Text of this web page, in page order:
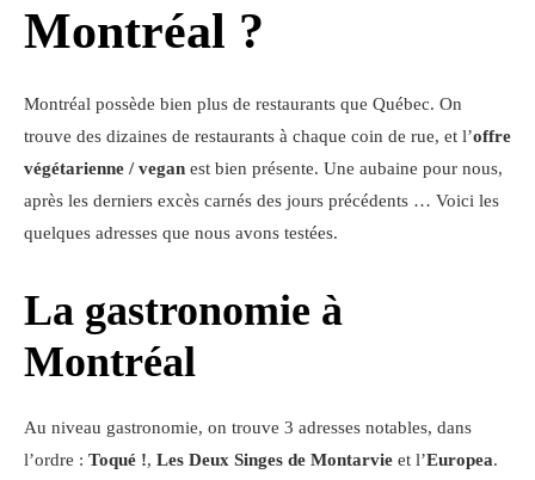
Montréal ?
Montréal possède bien plus de restaurants que Québec. On
trouve des dizaines de restaurants à chaque coin de rue, et l’offre
végétarienne / vegan est bien présente. Une aubaine pour nous,
après les derniers excès carnés des jours précédents … Voici les
quelques adresses que nous avons testées.
La gastronomie à
Montréal
Au niveau gastronomie, on trouve 3 adresses notables, dans
l’ordre : Toqué !, Les Deux Singes de Montarvie et l’Europea.